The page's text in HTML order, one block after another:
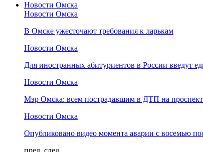
Новости Омска
Новости Омска
В Омске ужесточают требования к ларькам
Новости Омска
Для иностранных абитуриентов в России введут
Новости Омска
Мэр Омска: всем пострадавшим в ДТП на
Новости Омска
Опубликовано видео момента аварии с восемью
пред. след.